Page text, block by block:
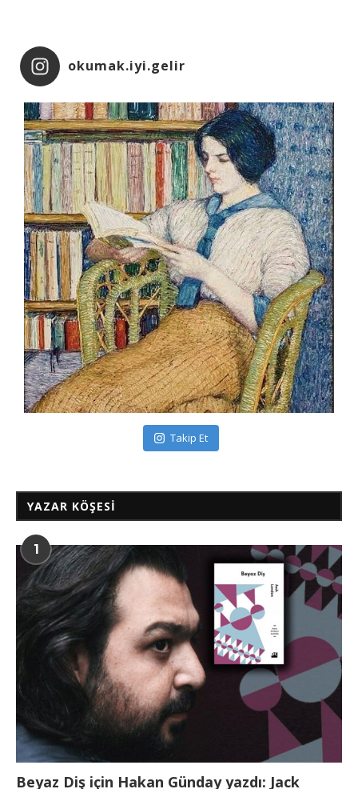
okumak.iyi.gelir
Takip Et
YAZAR KÖŞESI
1
Beyaz Diş için Hakan Günday yazdı: Jack